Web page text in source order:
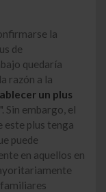
la
de
quedaría
razón a la
un plus
". Sin embargo, el
este plus tenga
puede
en aquellos en